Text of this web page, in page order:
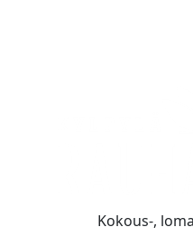
Kokous-,